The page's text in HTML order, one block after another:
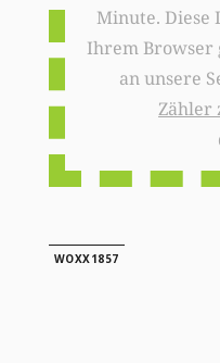
Minute. Diese
Ihrem Browser
an unsere
Zähler
WOXX1857